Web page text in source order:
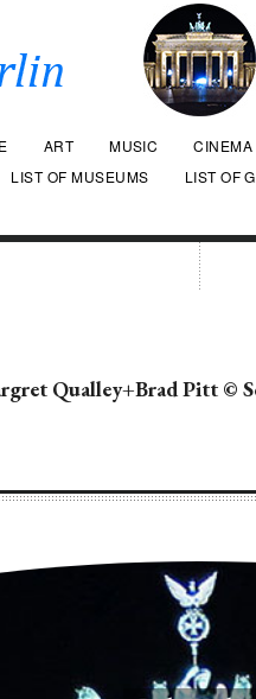
ART MUSIC CINEMA
LIST OF MUSEUMS LIST OF
Qualley+Brad Pitt ©